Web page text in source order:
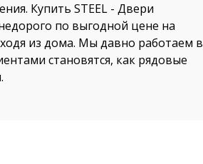
Купить STEEL - Двери
по выгодной цене на
из дома. Мы давно работаем в
становятся, как рядовые